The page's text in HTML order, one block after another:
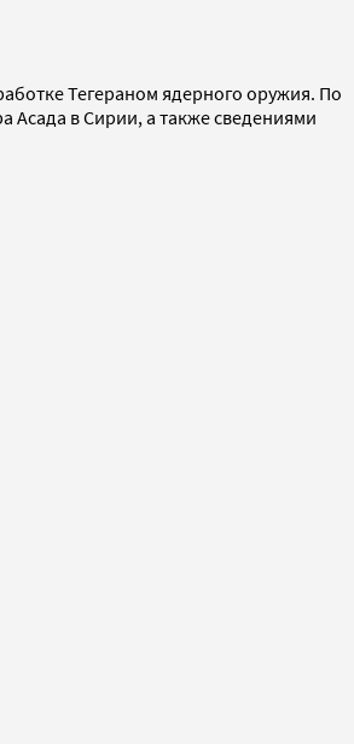
Тегераном ядерного оружия. По
Асада в Сирии, а также сведениями